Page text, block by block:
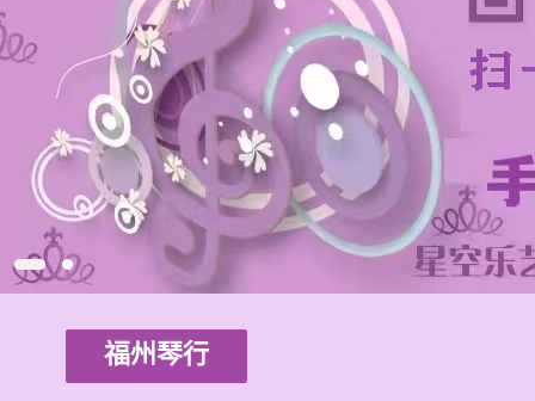
福州琴行